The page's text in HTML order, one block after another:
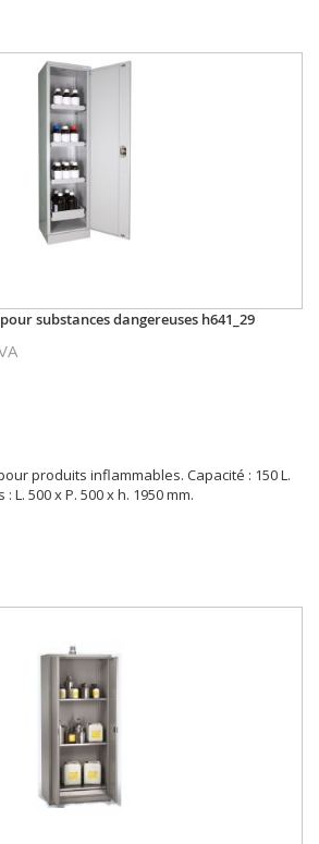
substances dangereuses h641_29
produits inflammables. Capacité : 150 L.
500 x P. 500 x h. 1950 mm.